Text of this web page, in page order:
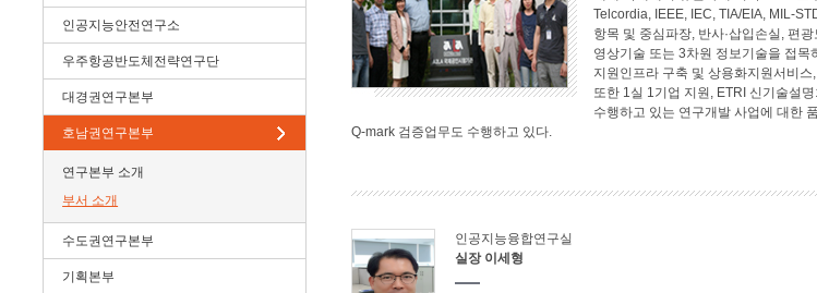
인공지능안전연구소
우주항공반도체전략연구단
대경권연구본부
호남권연구본부
연구본부 소개
부서 소개
수도권연구본부
기획본부
Telcordia, IEEE, IEC, TIA/EIA, MIL-
항목 및 중심파장, 반사·삽입손실, 편
영상기술 또는 3차원 정보기술을 접
지원인프라 구축 및 상용화지원서비
또한 1실 1기업 지원, ETRI 신기술설
수행하고 있는 연구개발 사업에 대한
Q-mark 검증업무도 수행하고 있다.
인공지능융합연구실
실장 이세형